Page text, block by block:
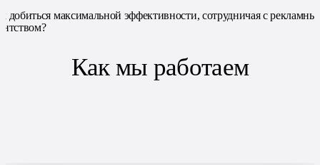
добиться максимальной эффективности, сотрудничая с
Как мы работаем